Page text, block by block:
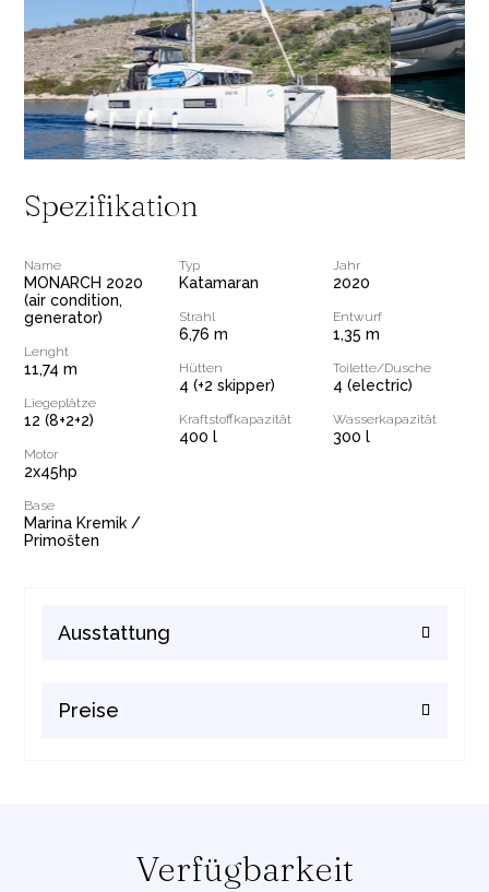
Spezifikation
Name
MONARCH 2020
(air condition,
generator)
Lenght
11,74 m
Liegeplätze
12 (8+2+2)
Motor
2x45hp
Base
Marina Kremik /
Primošten
Typ
Katamaran
Strahl
6,76 m
Hütten
4 (+2 skipper)
Kraftstoffkapazität
400 l
Jahr
2020
Entwurf
1,35 m
Toilette/Dusche
4 (electric)
Wasserkapazität
300 l
Ausstattung
Preise
Verfügbarkeit